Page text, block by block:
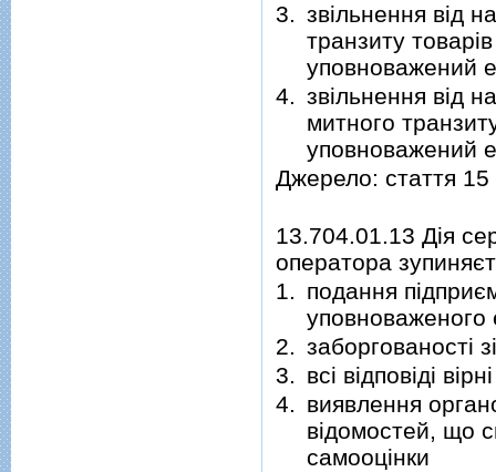
3. звільнення від
транзиту
уповноважений
4. звільнення від
митного
уповноважений
Джерело: стаття 15
13.704.01.13 Дія
оператора
1. подання
уповноваженого
2. заборгованості
3. всі відповіді вірні
4. виявлення
відомостей, що
самооцінки